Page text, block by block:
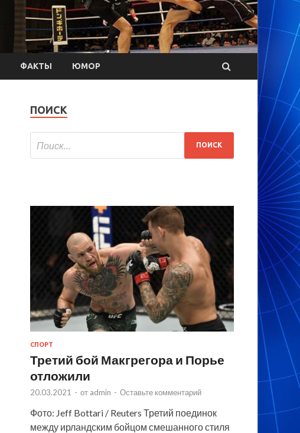
ФАКТЫ ЮМОР
ПОИСК
СПОРТ
Третий бой Макгрегора и Порье
отложили
20.03.2021 - от admin - Оставьте комментарий
Фото: Jeff Bottari / Reuters Третий поединок
между ирландским бойцом смешанного стиля